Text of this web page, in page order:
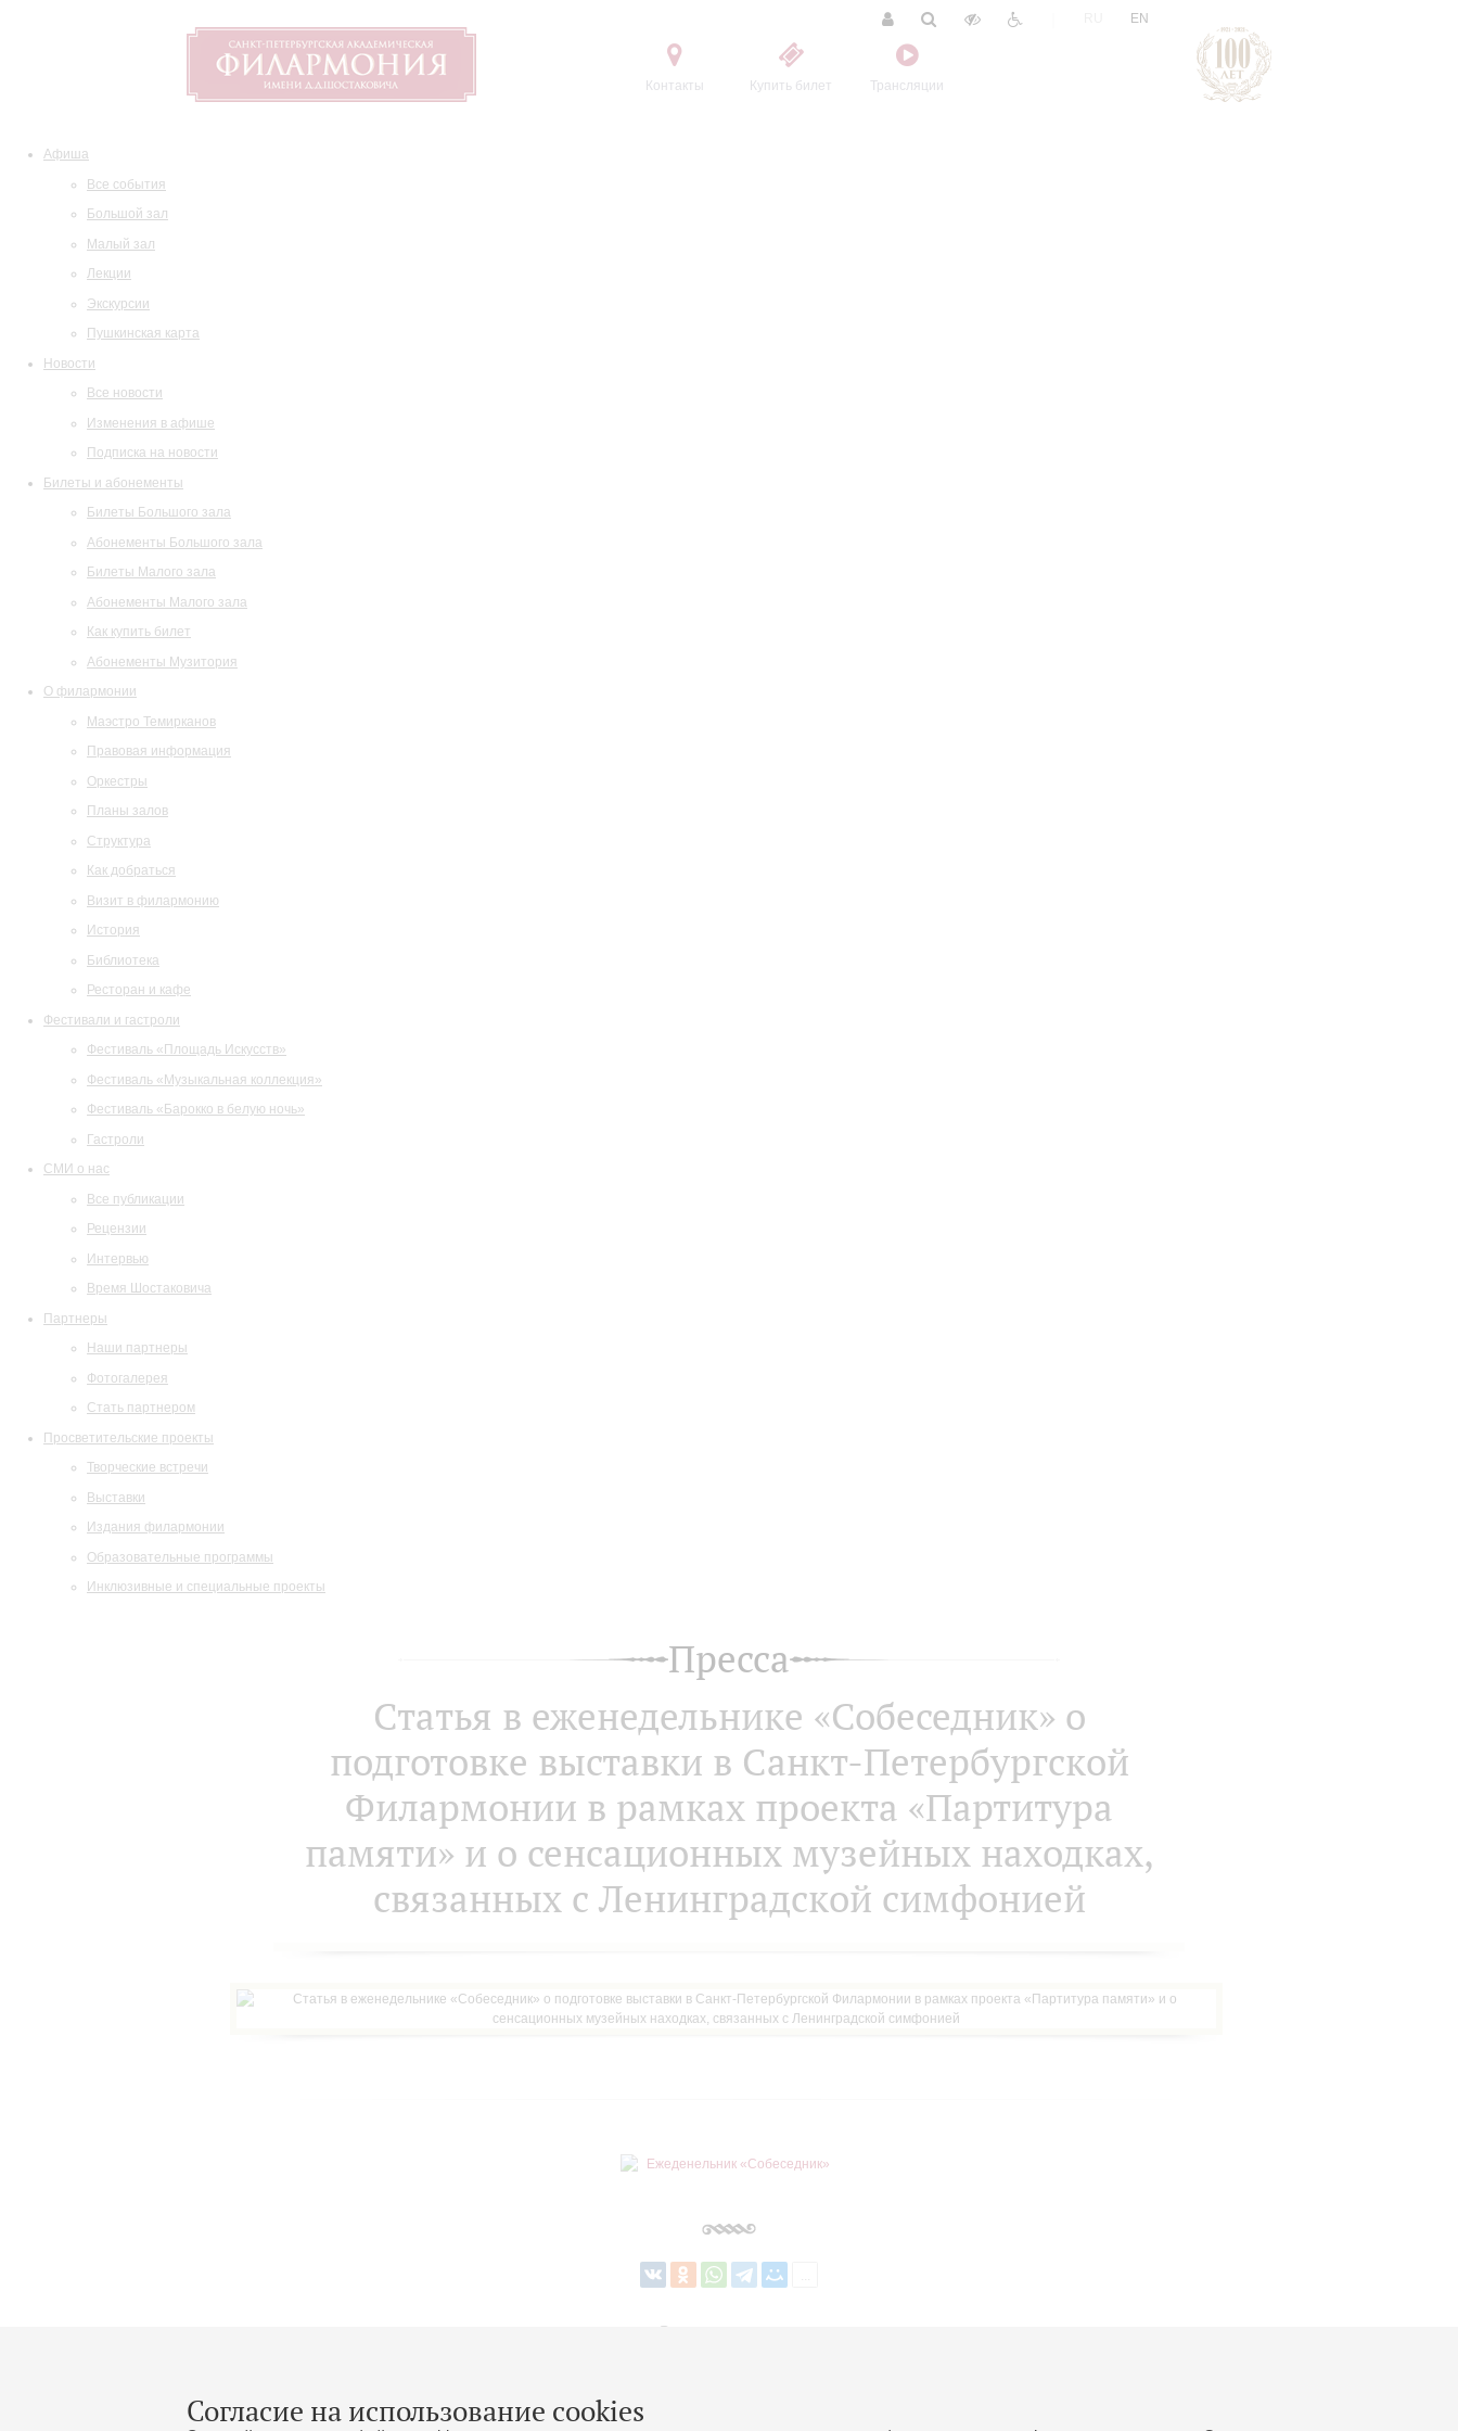
Контакты Купить билет Трансляции
EN
Афиша
Все события
Большой зал
Малый зал
Лекции
Экскурсии
Пушкинская карта
Новости
Все новости
Изменения в афише
Подписка на новости
Билеты и абонементы
Билеты Большого зала
Абонементы Большого зала
Билеты Малого зала
Абонементы Малого зала
Как купить билет
Абонементы Музитория
О филармонии
Маэстро Темирканов
Правовая информация
Оркестры
Планы залов
Структура
Как добраться
Визит в филармонию
История
Библиотека
Ресторан и кафе
Фестивали и гастроли
Фестиваль «Площадь Искусств»
Фестиваль «Музыкальная коллекция»
Фестиваль «Барокко в белую ночь»
Гастроли
СМИ о нас
Все публикации
Рецензии
Интервью
Время Шостаковича
Партнеры
Наши партнеры
Фотогалерея
Стать партнером
Просветительские проекты
Творческие встречи
Выставки
Издания филармонии
Образовательные программы
Инклюзивные и специальные проекты
Пресса
Согласие на использование cookies
Статья в еженедельнике «Собеседник» о
подготовке выставки в Санкт-Петербургской
Филармонии в рамках проекта «Партитура
памяти» и о сенсационных музейных находках,
связанных с Ленинградской симфонией
Вернуться в список